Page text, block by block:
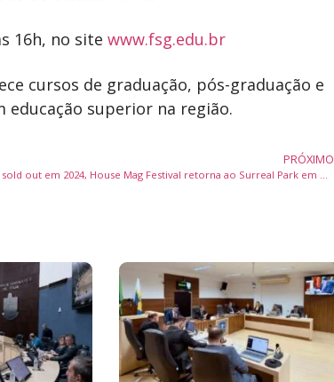
16h, no site www.fsg.edu.br
cursos de graduação, pós-graduação e
educação superior na região.
PRÓXIMO
Após sold out em 2024, House Mag Festival retorna ao Surreal Park em Camboriú com 79 atrações